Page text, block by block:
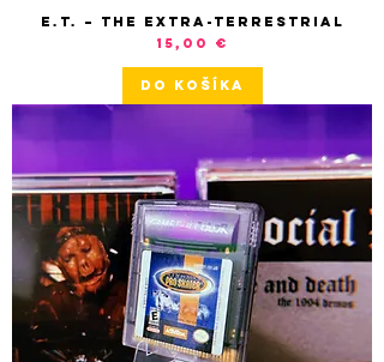
E.T. – The Extra-Terrestrial
Cena
15,00 €
DO KOŠÍKA